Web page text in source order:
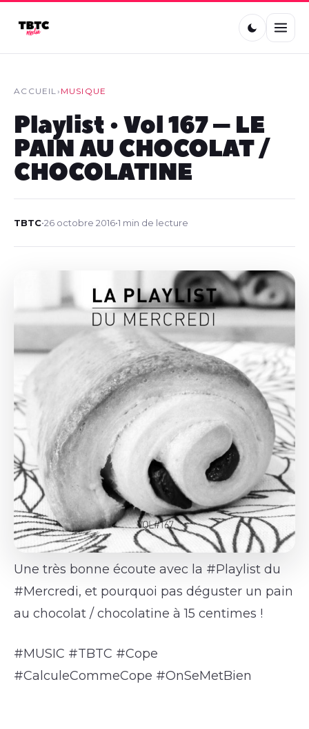
ACCUEIL› MUSIQUE
Playlist • Vol 167 – LE
PAIN AU CHOCOLAT /
CHOCOLATINE
TBTC•26 octobre 2016•1 min de lecture
Une très bonne écoute avec la #Playlist du
#Mercredi, et pourquoi pas déguster un pain
au chocolat / chocolatine à 15 centimes !
#MUSIC #TBTC #Cope
#CalculeCommeCope #OnSeMetBien